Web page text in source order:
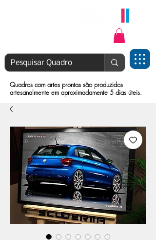
Quadros com artes prontas são produzidos
artesanalmente em aproximadamente 5 dias úteis.